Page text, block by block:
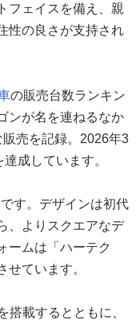
フェイスを備え、親
性の良さが支持され
の販売台数ランキン
ンが名を連ねるなか
売を記録。2026年3
成しています。
す。デザインは初代
、よりスクエアなデ
ームは「ハーテク
せています。
搭載するとともに、